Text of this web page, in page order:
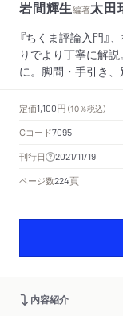
岩間輝生編著太田
『ちくま評論入門』
りでより丁寧に解
に。脚問・手引き、
定価1,100円 （10％税込）
Cコード7095
刊行日
2021/11/19
ページ数224頁
内容紹介